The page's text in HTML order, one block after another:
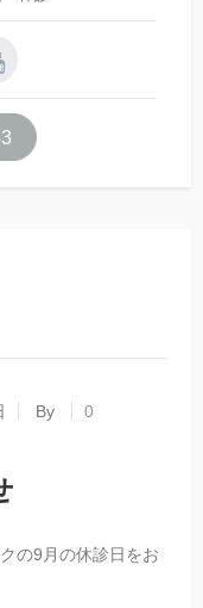
By
0
の9月の休診日をお